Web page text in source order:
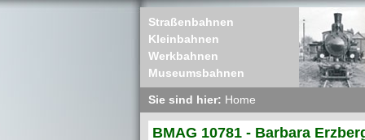
Straßenbahnen
Kleinbahnen
Werkbahnen
Museumsbahnen
Sie sind hier: Home
BMAG 10781 - Barbara